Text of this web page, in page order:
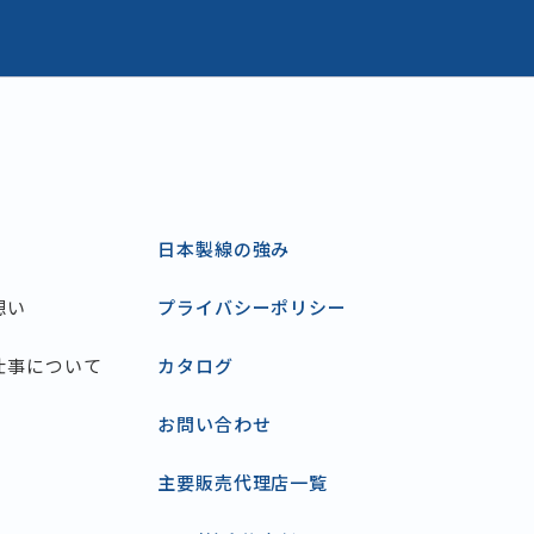
い
事について
日本製線の強み
プライバシーポリシー
カタログ
お問い合わせ
主要販売代理店一覧